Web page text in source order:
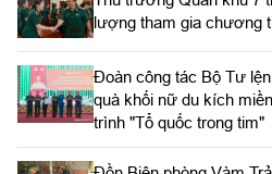
lượng tham gia chương
Đoàn công tác Bộ Tư
quà khối nữ du kích
trình "Tổ quốc trong tim"